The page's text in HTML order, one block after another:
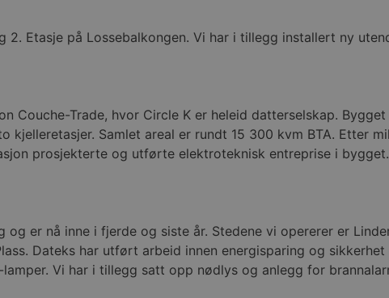
Etasje på Lossebalkongen. Vi har i tillegg installert ny
Couche-Trade, hvor Circle K er heleid datterselskap.
kjelleretasjer. Samlet areal er rundt 15 300 kvm BTA. Etter
prosjekterte og utførte elektroteknisk entreprise i
er nå inne i fjerde og siste år. Stedene vi opererer er
Dateks har utført arbeid innen energisparing og
Vi har i tillegg satt opp nødlys og anlegg for